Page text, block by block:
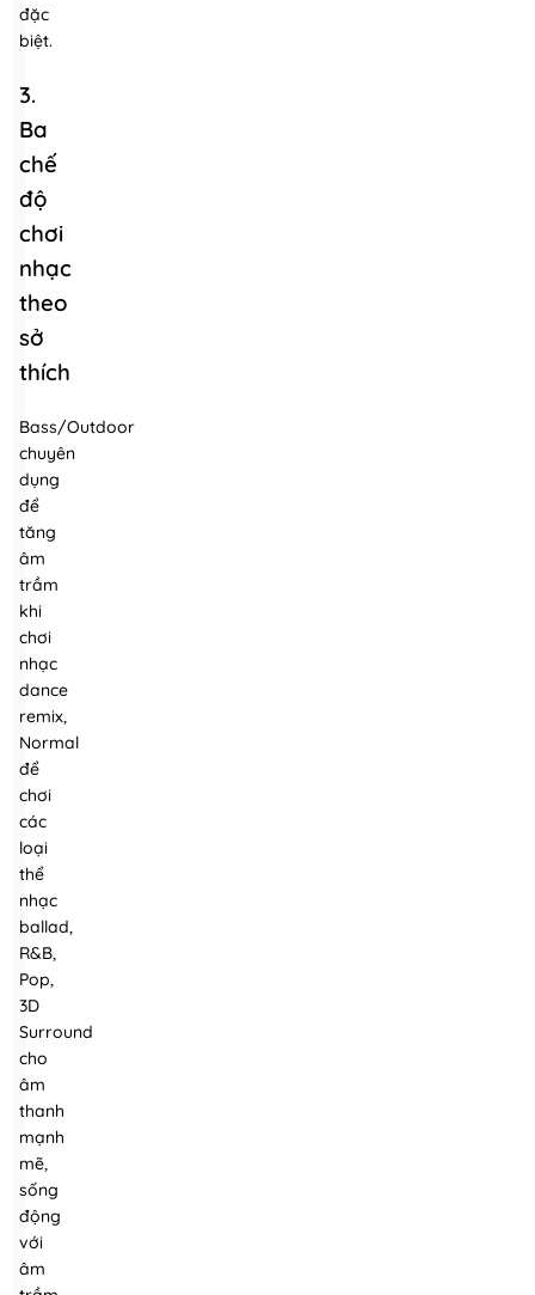
đặc
biệt.
3.
Ba
chế
độ
chơi
nhạc
theo
sở
thích
Bass/Outdoor
chuyên
dụng
để
tăng
âm
trầm
khi
chơi
nhạc
dance
remix,
Normal
để
chơi
các
loại
thể
nhạc
ballad,
R&B,
Pop,
3D
Surround
cho
âm
thanh
mạnh
mẽ,
sống
động
với
âm